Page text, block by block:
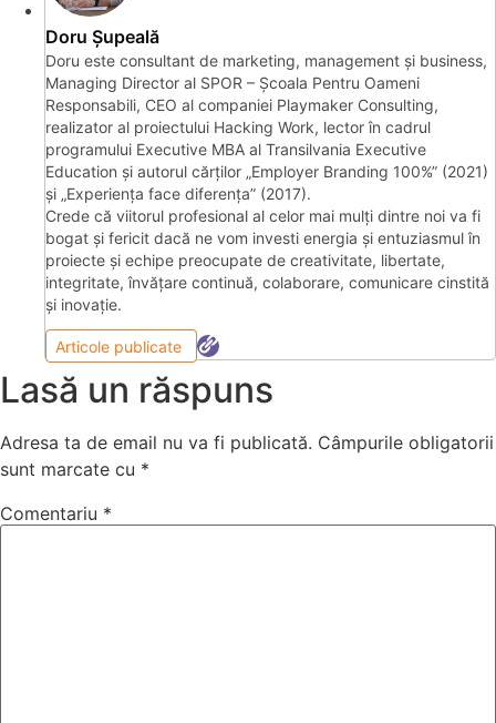
Doru Șupeală
Doru este consultant de marketing, management și business,
Managing Director al SPOR – Școala Pentru Oameni
Responsabili, CEO al companiei Playmaker Consulting,
realizator al proiectului Hacking Work, lector în cadrul
programului Executive MBA al Transilvania Executive
Education și autorul cărților „Employer Branding 100%” (2021)
și „Experiența face diferența” (2017).
Crede că viitorul profesional al celor mai mulți dintre noi va fi
bogat și fericit dacă ne vom investi energia și entuziasmul în
proiecte și echipe preocupate de creativitate, libertate,
integritate, învățare continuă, colaborare, comunicare cinstită
și inovație.
Articole publicate
Lasă un răspuns
Adresa ta de email nu va fi publicată. Câmpurile obligatorii
sunt marcate cu *
Comentariu *